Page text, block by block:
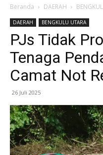
Beranda DAERAH
DAERAH BENGKULU UTARA
PJs Tidak
Tenaga
Camat Not
26 Juli 2025